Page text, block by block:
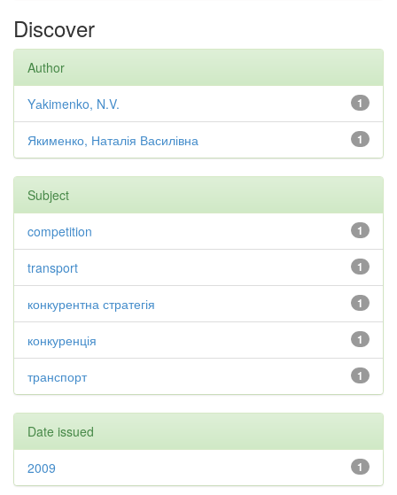
Discover
Author
1
Yаkimenko, N.V.
1
Якименко, Наталія Василівна
Subject
1
competition
1
transport
1
конкурентна стратегія
1
конкуренція
1
транспорт
Date issued
1
2009